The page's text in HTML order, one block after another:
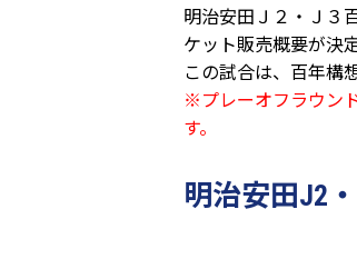
明治安田Ｊ２・Ｊ３
ケット販売概要が決
この試合は、百年構
※プレーオフラウン
す。
明治安田J2